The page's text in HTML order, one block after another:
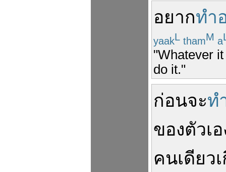
อยากทำ
yaakL thamM a
"Whatever
do it."
ก่อนจะท
ของตัวเอ
คนเดียว